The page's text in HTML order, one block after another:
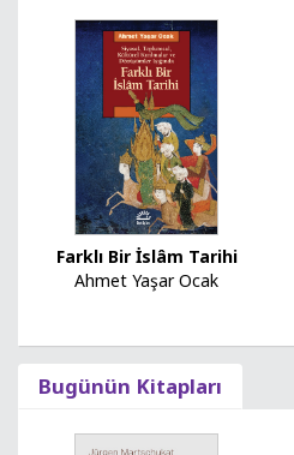
Farklı Bir İslâm Tarihi
Ahmet Yaşar Ocak
Bugünün Kitapları